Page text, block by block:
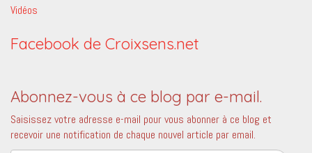
Vidéos
Facebook de Croixsens.net
Abonnez-vous à ce blog par e-mail.
Saisissez votre adresse e-mail pour vous abonner à ce blog et
recevoir une notification de chaque nouvel article par email.